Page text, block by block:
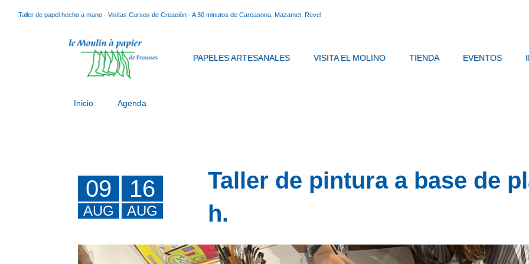
Taller de papel hecho a mano - Visitas Cursos de Creación - A 30 minutos de Carcasona, Mazamet, Revel
PAPELES ARTESANALES VISITA EL MOLINO TIENDA EVENTOS
Inicio Agenda
09
AUG
16
AUG
Taller de pintura a base de
h.